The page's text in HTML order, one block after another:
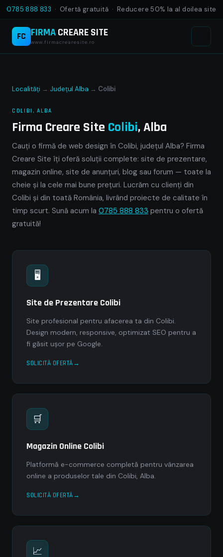
0785 888 833 · Ofertă gratuită · Reducere 50% la al doilea site
FC FIRMACREARE SITE
www.firmacrearesite.ro
Localități → Județul Alba → Colibi
COLIBI, ALBA
Firma Creare Site Colibi, Alba
Cauți o firmă de web design în Colibi, județul Alba? Firma
Creare Site îți oferă soluții complete: site de prezentare,
magazin online, site de anunțuri, blog sau forum — toate la
cheie și la cele mai bune prețuri. Lucrăm cu clienți din
Colibi și din toată România, livrând proiecte de calitate în
timp scurt. Sună acum la 0785 888 833 pentru o ofertă
gratuită!
🖥
Site de Prezentare Colibi
Site profesional pentru afacerea ta din Colibi.
Design modern, responsive, optimizat SEO pentru a
fi găsit ușor pe Google.
SOLICITĂ OFERTĂ
🛒
Magazin Online Colibi
Platformă e-commerce completă pentru vânzarea
online a produselor tale din Colibi, Alba.
SOLICITĂ OFERTĂ
📈